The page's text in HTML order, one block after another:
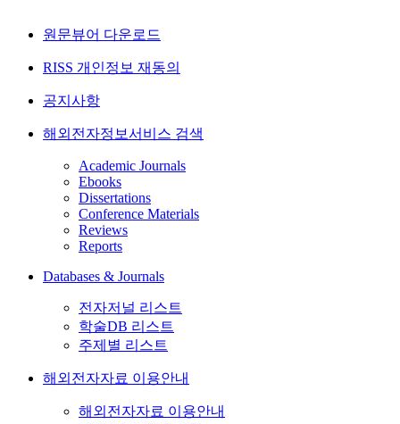
원문뷰어 다운로드
RISS 개인정보 재동의
공지사항
해외전자정보서비스 검색
Academic Journals
Ebooks
Dissertations
Conference Materials
Reviews
Reports
Databases & Journals
전자저널 리스트
학술DB 리스트
주제별 리스트
해외전자자료 이용안내
해외전자자료 이용안내